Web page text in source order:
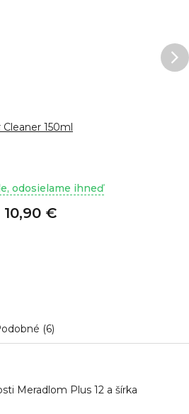
150ml
odosielame ihneď
10,90 €
(6)
Meradlom Plus 12 a šírka